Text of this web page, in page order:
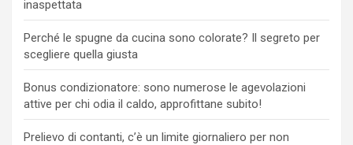
inaspettata
Perché le spugne da cucina sono colorate? Il segreto per
scegliere quella giusta
Bonus condizionatore: sono numerose le agevolazioni
attive per chi odia il caldo, approfittane subito!
Prelievo di contanti, c’è un limite giornaliero per non